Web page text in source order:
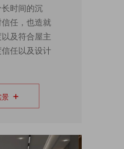
时间的沉
任，也造就
及符合屋主
任以及设计
景 +